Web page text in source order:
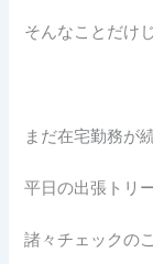
そんなことだけ
まだ在宅勤務が
平日の出張トリ
諸々チェックの